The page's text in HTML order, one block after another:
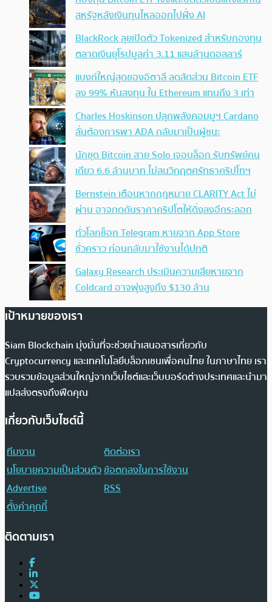
สหรัฐหลังเงินทุนไหลออกไปฝั่ง AI
BlackRock ลุยเปิดตัว Tokenized สำหรับกองทุน
ตลาดเงินยุโรปมูลค่า 3.11 แสนล้านดอลลาร์
แบงก์ใหญ่สุดของอิตาลี ลดสัดส่วน Bitcoin ETF
ลง 99% หันลงทุน ใน Ethereum แทนถึง 3 เท่า
Charles Hoskinson ปลุกพลังคอมมูฯ Cardano
ลั่นต้องการพา ADA กลับมาเป็นผู้ชนะ
นักขุด Bitcoin สาย Solo เจอบล็อก รับทรัพย์คน
เดียว 6.6 ล้านบาท ไม่สนวิกฤตศรัทธาคริปโทฯ
Bernstein เตือนหากกฎหมาย CLARITY Act ไม่
ผ่าน อาจกดดันราคาคริปโตให้ดิ่งลงอีกระลอก
ทั่วโลกช็อก Telegram หายจาก App Store
ชั่วคราว ก่อนกลับมาใช้งานได้ปกติ
Galaxy Research ประเมินความเสียหายจาก
Coldcard อาจพุ่งสูงถึง $130 ล้าน
เป้าหมายของเรา
Siam Blockchain มุ่งมั่นที่จะช่วยนำเสนอสารเกี่ยวกับ
Cryptocurrency และเทคโนโลยีบล็อกเชนเพื่อคนไทย ในภาษาไทย เรา
รวบรวมข้อมูลส่วนใหญ่จากเว็บไซต์และเว็บบอร์ดต่างประเทศและนำมา
แปลส่งตรงถึงฟีดคุณ
เกี่ยวกับเว็บไซต์นี้
ทีมงาน
ติดต่อเรา
นโยบายความเป็นส่วนตัวข้อตกลงในการใช้งาน
Advertise
RSS
ตั้งค่าคุกกี้
ติดตามเรา